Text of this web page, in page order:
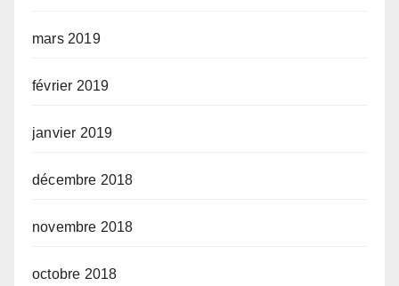
mars 2019
février 2019
janvier 2019
décembre 2018
novembre 2018
octobre 2018